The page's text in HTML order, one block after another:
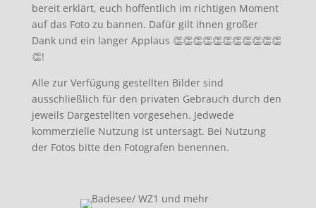
bereit erklärt, euch hoffentlich im richtigen Moment
auf das Foto zu bannen. Dafür gilt ihnen großer
Dank und ein langer Applaus 👏👏👏👏👏👏👏👏👏👏👏
👏!
Alle zur Verfügung gestellten Bilder sind
ausschließlich für den privaten Gebrauch durch den
jeweils Dargestellten vorgesehen. Jedwede
kommerzielle Nutzung ist untersagt. Bei Nutzung
der Fotos bitte den Fotografen benennen.